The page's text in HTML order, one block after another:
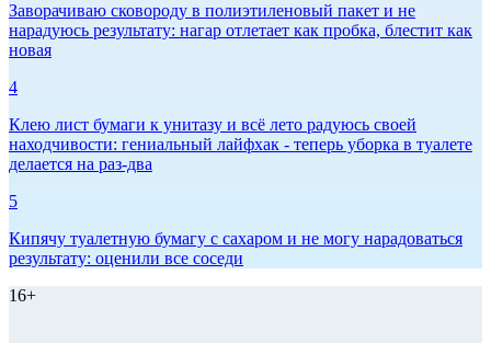
Заворачиваю сковороду в полиэтиленовый пакет и не
нарадуюсь результату: нагар отлетает как пробка, блестит как
новая
4
Клею лист бумаги к унитазу и всё лето радуюсь своей
находчивости: гениальный лайфхак - теперь уборка в туалете
делается на раз-два
5
Кипячу туалетную бумагу с сахаром и не могу нарадоваться
результату: оценили все соседи
16+